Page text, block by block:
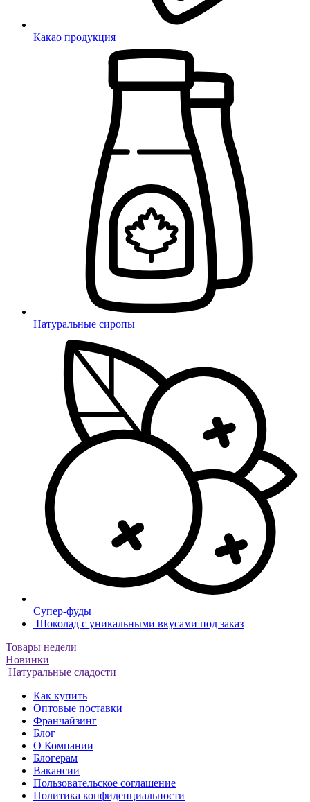
Какао продукция
Натуральные сиропы
Супер-фуды
Шоколад с уникальными вкусами под заказ
Товары недели
Новинки
Натуральные сладости
Как купить
Оптовые поставки
Франчайзинг
Блог
О Компании
Блогерам
Вакансии
Пользовательское соглашение
Политика конфиденциальности